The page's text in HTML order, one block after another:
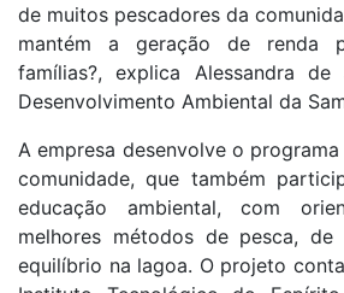
de muitos pescadores da
mantém a geração de renda
famílias?, explica Alessandra
Desenvolvimento Ambiental da
A empresa desenvolve o
comunidade, que também
educação ambiental, com
melhores métodos de pesca,
equilíbrio na lagoa. O projeto